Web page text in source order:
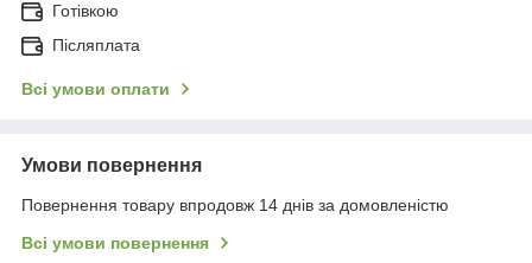
Готівкою
Післяплата
Всі умови оплати
Умови повернення
Повернення товару впродовж 14 днів за домовленістю
Всі умови повернення